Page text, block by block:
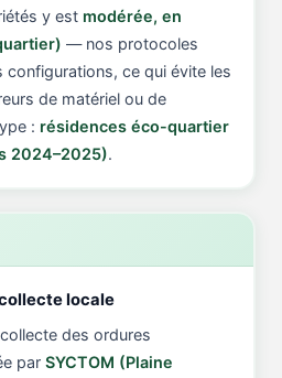
y est modérée, en
— nos protocoles
configurations, ce qui évite les
de matériel ou de
: résidences éco-quartier
2024–2025).
locale
des ordures
par SYCTOM (Plaine